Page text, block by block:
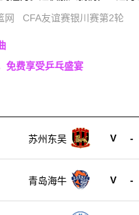
网 CFA友谊赛银川赛第2轮
免费享受乒乓盛宴
苏州东吴 V -
青岛海牛 V -